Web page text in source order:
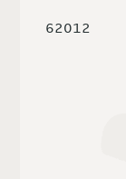
62012